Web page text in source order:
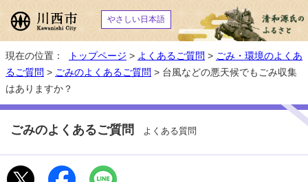
やさしい日本語
現在の位置： トップページ > よくあるご質問 > ごみ・環境のよくあ
るご質問 > ごみのよくあるご質問 > 台風などの悪天候でもごみ収集
はありますか？
ごみのよくあるご質問 よくある質問